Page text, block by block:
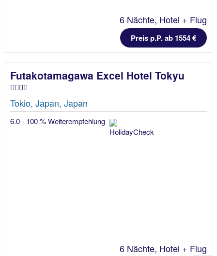
6 Nächte, Hotel + Flug
Preis p.P. ab 1554 €
Futakotamagawa Excel Hotel Tokyu
Tokio, Japan, Japan
6.0 - 100 % Weiterempfehlung
6 Nächte, Hotel + Flug